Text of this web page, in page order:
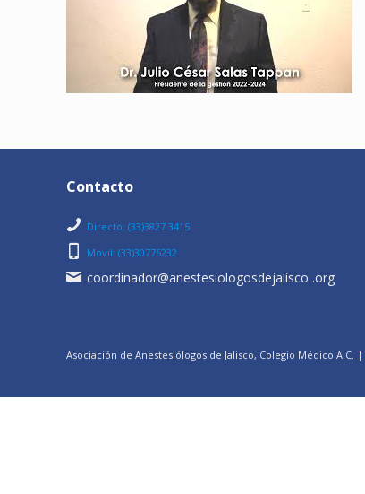
Contacto
Directo: (33)3827 3415
Movil: (33)30776232
coordinador@anestesiologosdejalisco .org
Asociación de Anestesiólogos de Jalisco, Colegio Médico A.C. |